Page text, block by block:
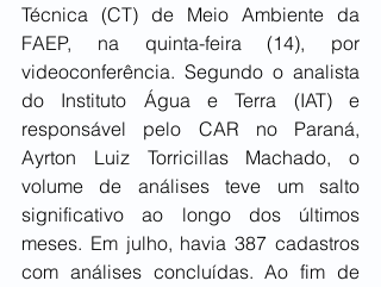
Técnica (CT) de Meio Ambiente da
FAEP, na quinta-feira (14), por
videoconferência. Segundo o analista
do Instituto Água e Terra (IAT) e
responsável pelo CAR no Paraná,
Ayrton Luiz Torricillas Machado, o
volume de análises teve um salto
significativo ao longo dos últimos
meses. Em julho, havia 387 cadastros
com análises concluídas. Ao fim de